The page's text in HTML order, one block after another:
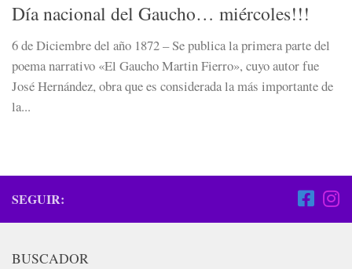
Día nacional del Gaucho… miércoles!!!
6 de Diciembre del año 1872 – Se publica la primera parte del
poema narrativo «El Gaucho Martin Fierro», cuyo autor fue
José Hernández, obra que es considerada la más importante de
la...
SEGUIR:
BUSCADOR